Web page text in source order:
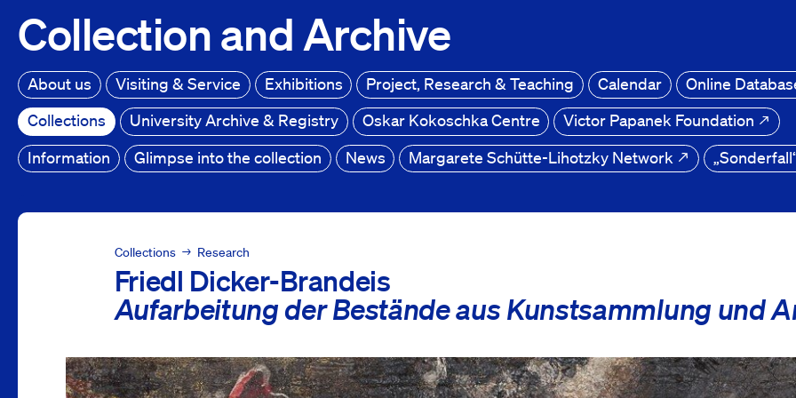
Collectionand Archive
About us Visiting & Service Exhibitions Project, Research & Teaching Calendar Online
Collections
University Archive & Registry Oskar Kokoschka Centre
Victor Papanek Foundation
Information
Glimpse into the collection News Margarete Schütte-Lihotzky Network
Friedl Dicker-Brandeis Research Project
Collections Research
Friedl Dicker-Brandeis
Aufarbeitung der Bestände aus Kunstsammlung und